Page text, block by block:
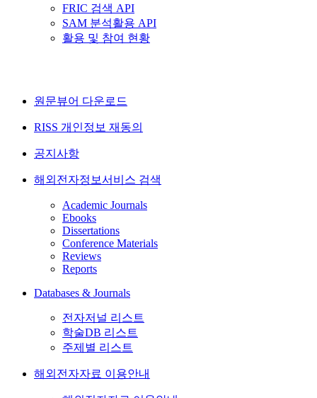
FRIC 검색 API
SAM 분석활용 API
활용 및 참여 현황
원문뷰어 다운로드
RISS 개인정보 재동의
공지사항
해외전자정보서비스 검색
Academic Journals
Ebooks
Dissertations
Conference Materials
Reviews
Reports
Databases & Journals
전자저널 리스트
학술DB 리스트
주제별 리스트
해외전자자료 이용안내